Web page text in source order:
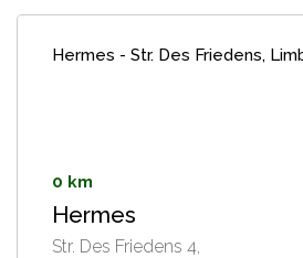
Hermes - Str. Des Friedens,
0 km
Hermes
Str. Des Friedens 4,